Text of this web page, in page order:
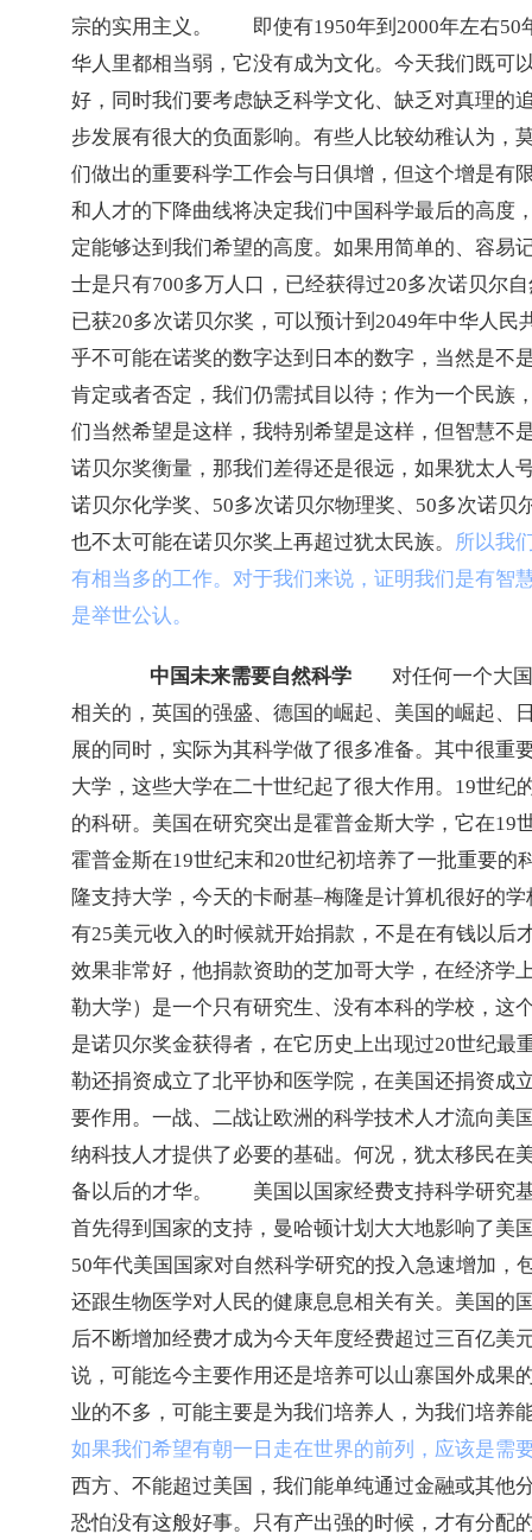
宗的实用主义。　　即使有1950年到 2000年左右50
华人里都相当弱，它没有成为文化。今天我们既可
好，同时我们要考虑缺乏科学文化、缺乏对真理的
步发展有很大的负面影响。有些人比较幼稚认为，
们做出的重要科学工作会与日俱增，但这个增是有
和人才的下降曲线将决定我们中国科学最后的高度
定能够达到我们希望的高度。如果用简单的、容易
士是只有700多万人口，已经获得过20多次诺贝尔
已获20多次诺贝尔奖，可以预计到 2049年中华人民
乎不可能在诺奖的数字达到日本的数字，当然是不
肯定或者否定，我们仍需拭目以待；作为一个民族
们当然希望是这样，我特别希望是这样，但智慧不
诺贝尔奖衡量，那我们差得还是很远，如果犹太人
诺贝尔化学奖、 50多次诺贝尔物理奖、 50多次诺贝
也不太可能在诺贝尔奖上再超过犹太民族。 所以我
有相当多的工作。对于我们来说，证明我们是有智
是举世公认。
中国未来需要自然科学 对任何一个大国
相关的，英国的强盛、德国的崛起、美国的崛起、
展的同时，实际为其科学做了很多准备。其中很重
大学，这些大学在二十世纪起了很大作用。 19世纪
的科研。美国在研究突出是霍普金斯大学，它在19
霍普金斯在19世纪末和20世纪初培养了一批重要的
隆支持大学，今天的卡耐基–梅隆是计算机很好的
有25美元收入的时候就开始捐款，不是在有钱以后
效果非常好，他捐款资助的芝加哥大学，在经济学
勒大学）是一个只有研究生、没有本科的学校，这
是诺贝尔奖金获得者，在它历史上出现过20世纪最
勒还捐资成立了北平协和医学院，在美国还捐资成
要作用。一战、二战让欧洲的科学技术人才流向美
纳科技人才提供了必要的基础。何况，犹太移民在
备以后的才华。　　美国以国家经费支持科学研究
首先得到国家的支持，曼哈顿计划大大地影响了美
50年代美国国家对自然科学研究的投入急速增加，
还跟生物医学对人民的健康息息相关有关。美国的
后不断增加经费才成为今天年度经费超过三百亿美
说，可能迄今主要作用还是培养可以山寨国外成果
业的不多，可能主要是为我们培养人，为我们培
如果我们希望有朝一日走在世界的前列，应该是需
西方、不能超过美国，我们能单纯通过金融或其他
恐怕没有这般好事。只有产出强的时候，才有分配